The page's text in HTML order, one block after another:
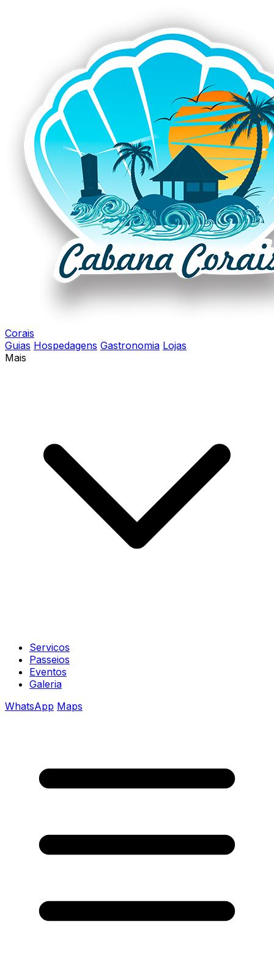
Corais
Guias Hospedagens Gastronomia Lojas
Mais
Servicos
Passeios
Eventos
Galeria
WhatsApp Maps